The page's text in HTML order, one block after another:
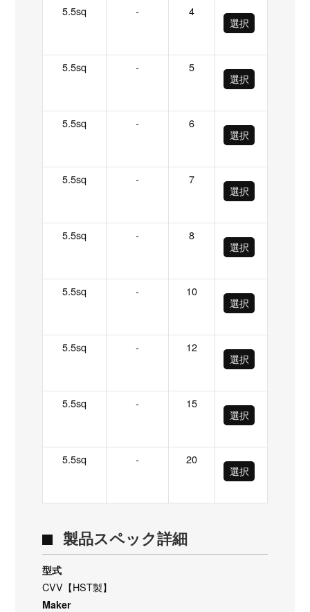
5.5sq -
4
選択
5.5sq -
5
選択
5.5sq -
6
選択
5.5sq -
7
選択
5.5sq -
8
選択
5.5sq -
10
選択
5.5sq -
12
選択
5.5sq -
15
選択
5.5sq -
20
選択
製品スペック詳細
型式
CVV【HST製】
Maker